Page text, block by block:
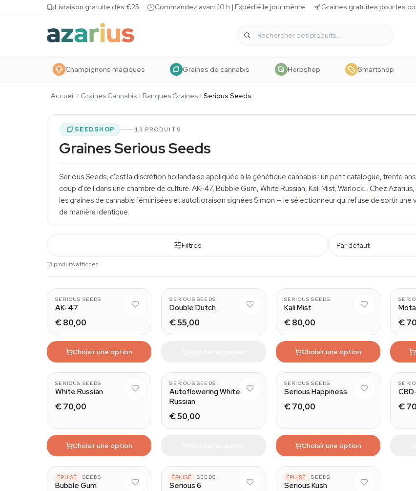
Skip to contentLivraison gratuite dès €25 Commandez avant 10 h | Expédié le jour même Graines gratuites pour les
Champignons magiques Graines de cannabis Herbshop Smartshop
Accueil Graines Cannabis Banques Graines Serious Seeds
SEEDSHOP 13 PRODUITS
Graines Serious Seeds
Serious Seeds, c'est la discrétion hollandaise appliquée à la génétique cannabis : un petit catalogue, trente
coup d'œil dans une chambre de culture. AK-47, Bubble Gum, White Russian, Kali Mist, Warlock… Chez
les graines de cannabisféminisées et autofloraison signées Simon — le sélectionneur qui refuse de sortir
de manière identique.
Filtres Par défaut
13 produits affichés
SERIOUS SEEDS
AK-47
€ 80,00
Choisir une option
11
SERIOUS SEEDS
Double Dutch
€ 55,00
SERIOUS SEEDS
Kali Mist
€ 80,00
Choisir une option
€
SERIOUS SEEDS
White Russian
€ 70,00
Choisir une option
SERIOUS SEEDS
Autoflowering White
Russian
€ 50,00
SERIOUS SEEDS
Serious Happiness
€ 70,00
Choisir une option
€
ÉPUISÉ
SERIOUS SEEDS
Bubble Gum
ÉPUISÉ
SERIOUS SEEDS
Serious 6
ÉPUISÉ
SERIOUS SEEDS
Serious Kush